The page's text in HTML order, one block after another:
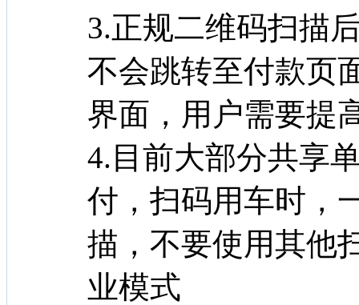
3.正规二维码扫描
不会跳转至付款页
界面，用户需要提
4.目前大部分共享
付，扫码用车时，
描，不要使用其
业模式